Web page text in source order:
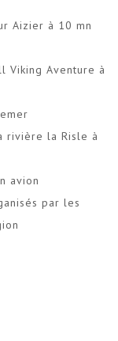
Aizier à 10 mn
Viking Aventure à
rivière la Risle à
avion
par les